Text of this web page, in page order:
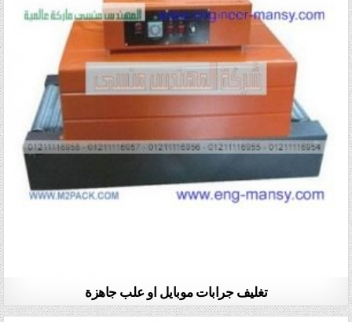
تغليف جرابات موبايل او علب جاهزة